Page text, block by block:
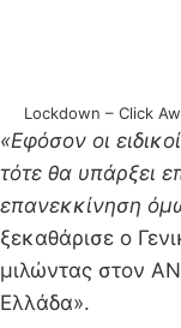
Lockdown – Click
«Εφόσον οι
τότε θα υπάρξει
επανεκκίνηση
ξεκαθάρισε ο
μιλώντας στον
Ελλάδα».